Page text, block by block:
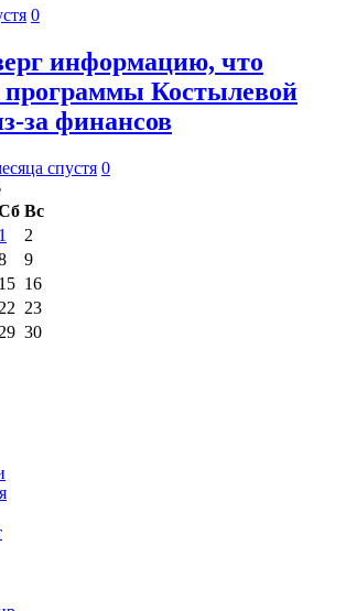
0
информацию, что
программы Костылевой
за финансов
спустя 0
Вс
1
2
9
15 16
22 23
29 30